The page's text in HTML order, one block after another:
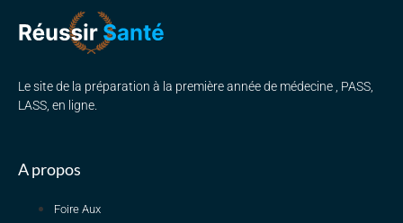
Le site de la préparation à la première année de médecine , PASS,
LASS, en ligne.
A propos
Foire Aux